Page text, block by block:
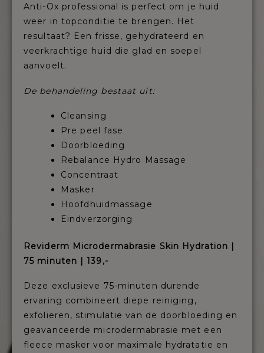
Anti-Ox professional is perfect om je huid
weer in topconditie te brengen. Het
resultaat? Een frisse, gehydrateerd en
veerkrachtige huid die glad en soepel
aanvoelt.
De behandeling bestaat uit:
Cleansing
Pre peel fase
Doorbloeding
Rebalance Hydro Massage
Concentraat
Masker
Hoofdhuidmassage
Eindverzorging
Reviderm Microdermabrasie Skin Hydration |
75 minuten | 139,-
Deze exclusieve 75-minuten durende
ervaring combineert diepe reiniging,
exfoliëren, stimulatie van de doorbloeding en
geavanceerde microdermabrasie met een
fleece masker voor maximale hydratatie en